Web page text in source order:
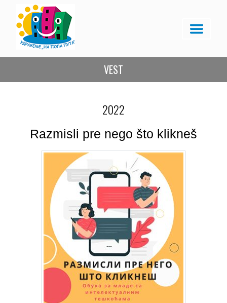
VEST
2022
Razmisli pre nego što klikneš